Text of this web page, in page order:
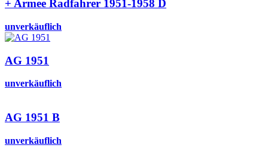
+ Armee Radfahrer 1951-1958 D
unverkäuflich
AG 1951
unverkäuflich
AG 1951 B
unverkäuflich